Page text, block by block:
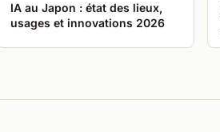
IA au Japon : état des lieux,
usages et innovations 2026